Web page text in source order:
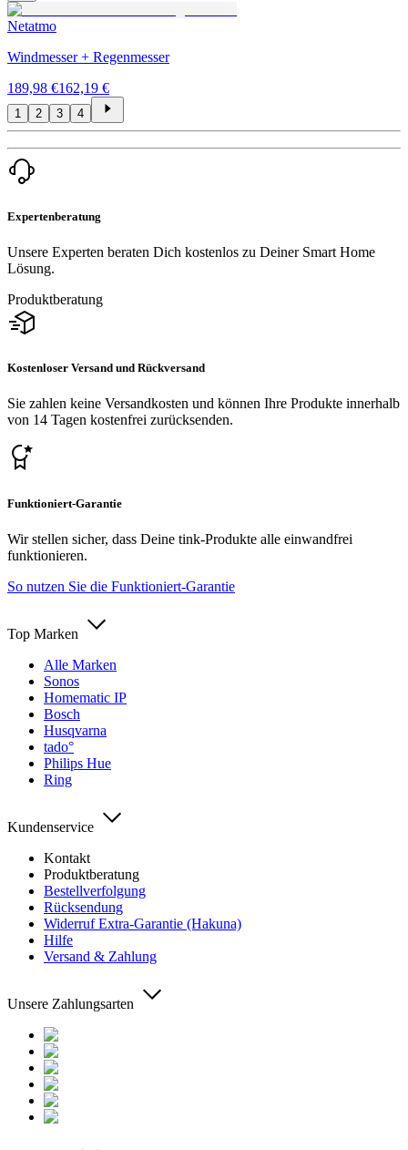
Netatmo
Windmesser + Regenmesser
189,98 €162,19 €
1 2 3 4
Expertenberatung
Unsere Experten beraten Dich kostenlos zu Deiner Smart Home
Lösung.
Produktberatung
Kostenloser Versand und Rückversand
Sie zahlen keine Versandkosten und können Ihre Produkte innerhalb
von 14 Tagen kostenfrei zurücksenden.
Funktioniert-Garantie
Wir stellen sicher, dass Deine tink-Produkte alle einwandfrei
funktionieren.
So nutzen Sie die Funktioniert-Garantie
Top Marken
Alle Marken
Sonos
Homematic IP
Bosch
Husqvarna
tado°
Philips Hue
Ring
Kundenservice
Kontakt
Produktberatung
Bestellverfolgung
Rücksendung
Widerruf Extra-Garantie (Hakuna)
Hilfe
Versand & Zahlung
Unsere Zahlungsarten